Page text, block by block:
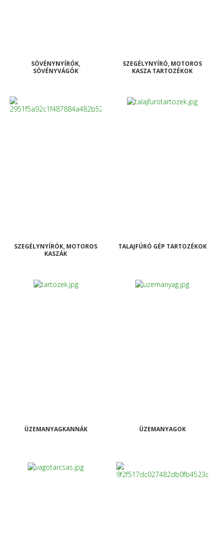
SÖVÉNYNYÍRÓK,
SÖVÉNYVÁGÓK
SZEGÉLYNYÍRÓ, MOTOROS
KASZA TARTOZÉKOK
SZEGÉLYNYÍRÓK, MOTOROS
KASZÁK
TALAJFÚRÓ GÉP TARTOZÉKOK
ÜZEMANYAGKANNÁK ÜZEMANYAGOK